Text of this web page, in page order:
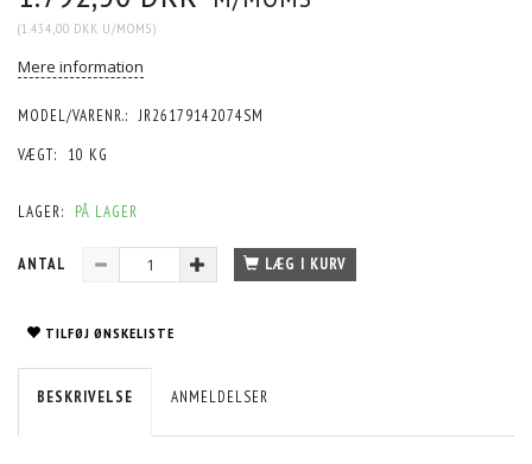
(1.434,00 DKK U/MOMS)
Mere information
MODEL/VARENR.: JR26179142074SM
VÆGT:
10 KG
LAGER: PÅ LAGER
ANTAL LÆG I KURV
TILFØJ ØNSKELISTE
BESKRIVELSE ANMELDELSER